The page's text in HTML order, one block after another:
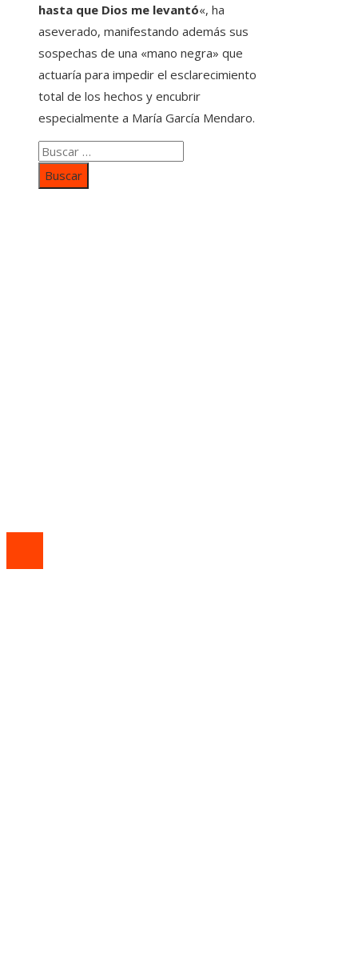
hasta que Dios me levantó«, ha
aseverado, manifestando además sus
sospechas de una «mano negra» que
actuaría para impedir el esclarecimiento
total de los hechos y encubrir
especialmente a María García Mendaro.
Buscar: